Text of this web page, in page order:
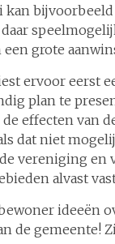
kan
een grote
ervoor eerst
plan te
effecten van
dat niet
vereniging
alvast
ideeën
de gemeente!